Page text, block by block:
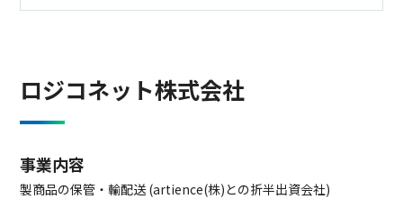
ロジコネット株式会社
事業内容
製商品の保管・輸配送 (artience(株)との折半出資会社)